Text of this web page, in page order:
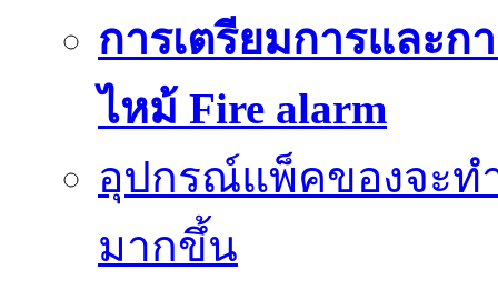
การเตรียมการและก
ไหม้ Fire alarm
อุปกรณ์แพ็คของจะท
มากขึ้น